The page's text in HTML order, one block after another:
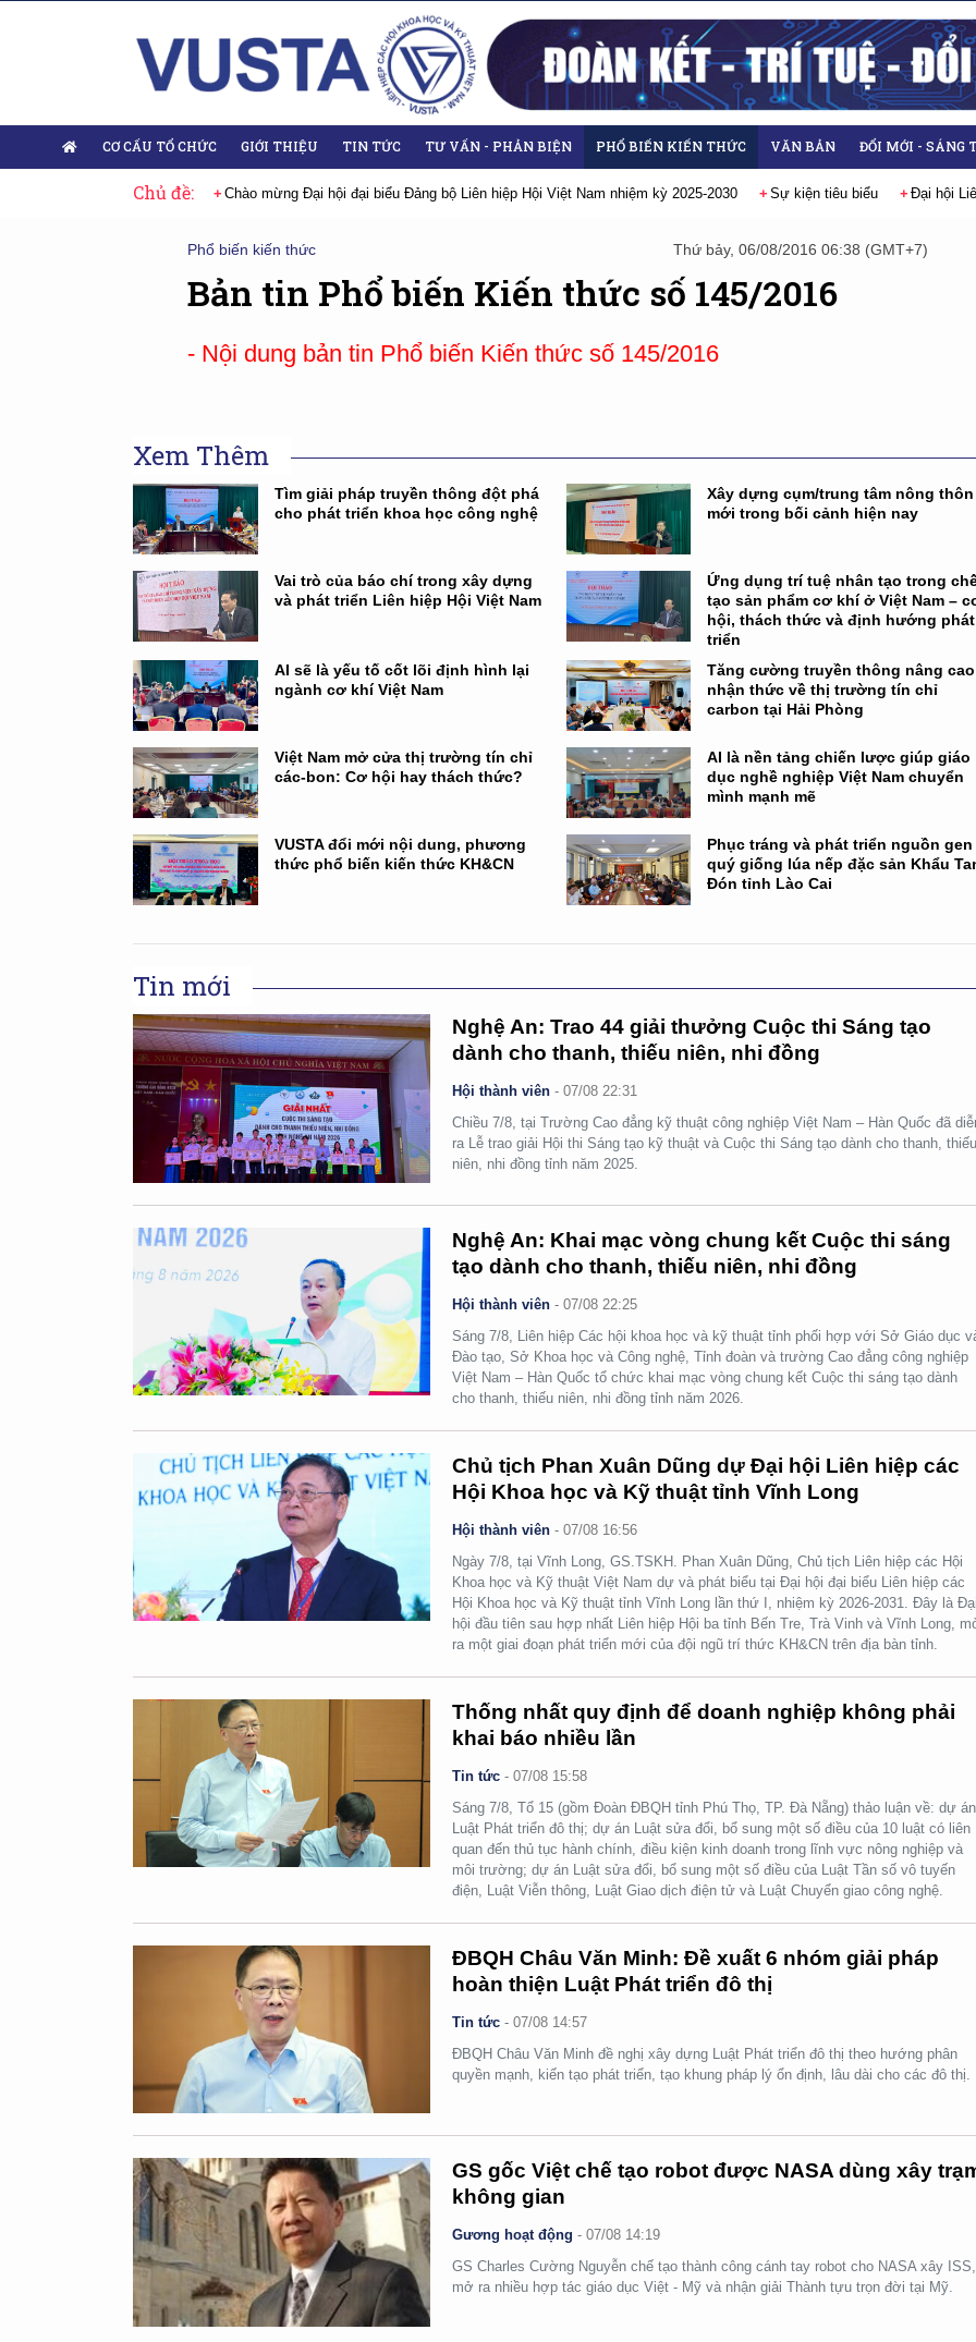
CƠ CẤU TỔ CHỨC GIỚI THIỆU TIN TỨC TƯ VẤN - PHẢN BIỆN PHỔ BIẾN KIẾN THỨC VĂN BẢN ĐỔI MỚI - SÁNG
Chủ đề:
hội lần thứ XIV của Đảng Chào mừng Đại hội đại biểu Đảng bộ Liên hiệp Hội Việt Nam nhiệm kỳ 2025-2030 Sự kiện tiêu biểu Đại hội
Phổ biến kiến thức Thứ bảy, 06/08/2016 06:38 (GMT+7)
Bản tin Phổ biến Kiến thức số 145/2016
- Nội dung bản tin Phổ biến Kiến thức số 145/2016
Xem Thêm
Tìm giải pháp truyền thông đột phá
cho phát triển khoa học công nghệ
Xây dựng cụm/trung tâm nông thôn
mới trong bối cảnh hiện nay
Vai trò của báo chí trong xây dựng
và phát triển Liên hiệp Hội Việt Nam
Ứng dụng trí tuệ nhân tạo trong
tạo sản phẩm cơ khí ở Việt Nam –
hội, thách thức và định hướng phát
triển
AI sẽ là yếu tố cốt lõi định hình lại
ngành cơ khí Việt Nam
Tăng cường truyền thông nâng cao
nhận thức về thị trường tín chỉ
carbon tại Hải Phòng
Việt Nam mở cửa thị trường tín chỉ
các-bon: Cơ hội hay thách thức?
AI là nền tảng chiến lược giúp giáo
dục nghề nghiệp Việt Nam chuyển
mình mạnh mẽ
VUSTA đổi mới nội dung, phương
thức phổ biến kiến thức KH&CN
Phục tráng và phát triển nguồn gen
quý giống lúa nếp đặc sản Khẩu
Đón tỉnh Lào Cai
Tin mới
Nghệ An: Trao 44 giải thưởng Cuộc thi Sáng tạo
dành cho thanh, thiếu niên, nhi đồng
Hội thành viên -07/08 22:31
Chiều 7/8, tại Trường Cao đẳng kỹ thuật công nghiệp Việt Nam – Hàn Quốc đã
ra Lễ trao giải Hội thi Sáng tạo kỹ thuật và Cuộc thi Sáng tạo dành cho thanh,
niên, nhi đồng tỉnh năm 2025.
Nghệ An: Khai mạc vòng chung kết Cuộc thi sáng
tạo dành cho thanh, thiếu niên, nhi đồng
Hội thành viên -07/08 22:25
Sáng 7/8, Liên hiệp Các hội khoa học và kỹ thuật tỉnh phối hợp với Sở Giáo dục
Đào tạo, Sở Khoa học và Công nghệ, Tỉnh đoàn và trường Cao đẳng công nghiệp
Việt Nam – Hàn Quốc tổ chức khai mạc vòng chung kết Cuộc thi sáng tạo dành
cho thanh, thiếu niên, nhi đồng tỉnh năm 2026.
Chủ tịch Phan Xuân Dũng dự Đại hội Liên hiệp các
Hội Khoa học và Kỹ thuật tỉnh Vĩnh Long
Hội thành viên -07/08 16:56
Ngày 7/8, tại Vĩnh Long, GS.TSKH. Phan Xuân Dũng, Chủ tịch Liên hiệp các Hội
Khoa học và Kỹ thuật Việt Nam dự và phát biểu tại Đại hội đại biểu Liên hiệp các
Hội Khoa học và Kỹ thuật tỉnh Vĩnh Long lần thứ I, nhiệm kỳ 2026-2031. Đây là
hội đầu tiên sau hợp nhất Liên hiệp Hội ba tỉnh Bến Tre, Trà Vinh và Vĩnh Long,
ra một giai đoạn phát triển mới của đội ngũ trí thức KH&CN trên địa bàn tỉnh.
Thống nhất quy định để doanh nghiệp không phải
khai báo nhiều lần
Tin tức -07/08 15:58
Sáng 7/8, Tổ 15 (gồm Đoàn ĐBQH tỉnh Phú Thọ, TP. Đà Nẵng) thảo luận về: dự án
Luật Phát triển đô thị; dự án Luật sửa đổi, bổ sung một số điều của 10 luật có liên
quan đến thủ tục hành chính, điều kiện kinh doanh trong lĩnh vực nông nghiệp và
môi trường; dự án Luật sửa đổi, bổ sung một số điều của Luật Tần số vô tuyến
điện, Luật Viễn thông, Luật Giao dịch điện tử và Luật Chuyển giao công nghệ.
ĐBQH Châu Văn Minh: Đề xuất 6 nhóm giải pháp
hoàn thiện Luật Phát triển đô thị
Tin tức -07/08 14:57
ĐBQH Châu Văn Minh đề nghị xây dựng Luật Phát triển đô thị theo hướng phân
quyền mạnh, kiến tạo phát triển, tạo khung pháp lý ổn định, lâu dài cho các đô thị.
GS gốc Việt chế tạo robot được NASA dùng xây
không gian
Gương hoạt động -07/08 14:19
GS Charles Cường Nguyễn chế tạo thành công cánh tay robot cho NASA xây ISS,
mở ra nhiều hợp tác giáo dục Việt - Mỹ và nhận giải Thành tựu trọn đời tại Mỹ.